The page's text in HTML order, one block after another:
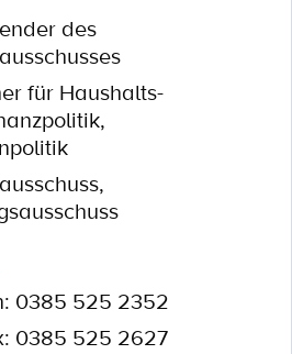
des
für Haushalts-
0385 525 2352
0385 525 2627